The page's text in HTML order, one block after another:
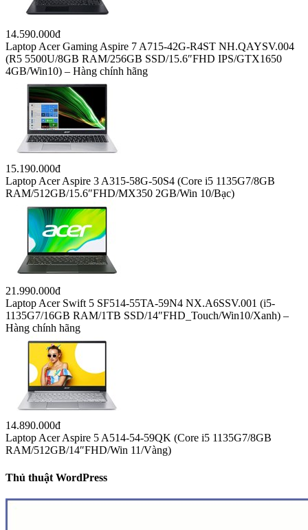
14.590.000đ
Laptop Acer Gaming Aspire 7 A715-42G-R4ST NH.QAYSV.004
(R5 5500U/8GB RAM/256GB SSD/15.6″FHD IPS/GTX1650
4GB/Win10) – Hàng chính hãng
15.190.000đ
Laptop Acer Aspire 3 A315-58G-50S4 (Core i5 1135G7/8GB
RAM/512GB/15.6″FHD/MX350 2GB/Win 10/Bạc)
21.990.000đ
Laptop Acer Swift 5 SF514-55TA-59N4 NX.A6SSV.001 (i5-
1135G7/16GB RAM/1TB SSD/14″FHD_Touch/Win10/Xanh) –
Hàng chính hãng
14.890.000đ
Laptop Acer Aspire 5 A514-54-59QK (Core i5 1135G7/8GB
RAM/512GB/14″FHD/Win 11/Vàng)
Thủ thuật WordPress